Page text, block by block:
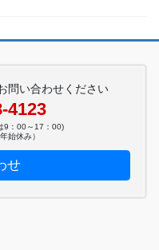
問い合わせください
4123
9：00～17：00)
始休み）
せ